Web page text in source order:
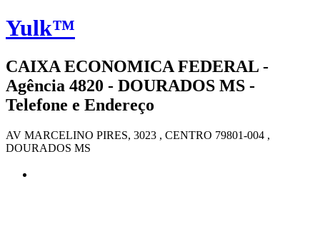
Yulk™
CAIXA ECONOMICA FEDERAL -
Agência 4820 - DOURADOS MS -
Telefone e Endereço
AV MARCELINO PIRES, 3023 , CENTRO 79801-004 ,
DOURADOS MS